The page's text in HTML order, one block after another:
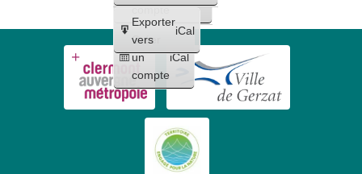
compte
Créer
un
compte
iCal
Exporter
vers
iCal